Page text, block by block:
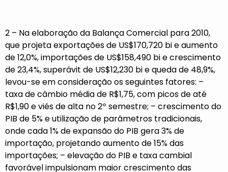
2 – Na elaboração da Balança Comercial para 2010,
que projeta exportações de US$170,720 bi e aumento
de 12,0%, importações de US$158,490 bi e crescimento
de 23,4%, superávit de US$12,230 bi e queda de 48,9%,
levou-se em consideração os seguintes fatores: –
taxa de câmbio média de R$1,75, com picos de até
R$1,90 e viés de alta no 2º semestre; – crescimento do
PIB de 5% e utilização de parâmetros tradicionais,
onde cada 1% de expansão do PIB gera 3% de
importação, projetando aumento de 15% das
importações; – elevação do PIB e taxa cambial
favorável impulsionam maior crescimento das